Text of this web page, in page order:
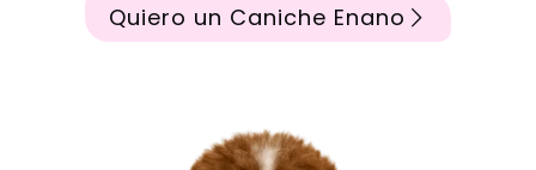
Quiero un Caniche Enano